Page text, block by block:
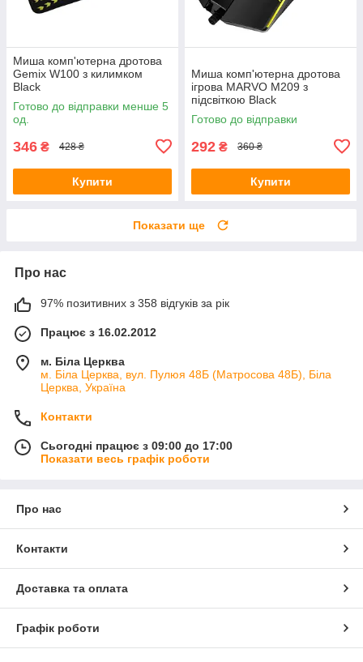
Миша комп'ютерна дротова
Gemix W100 з килимком
Black
Готово до відправки менше 5
од.
346 ₴ 428 ₴
Купити
Миша комп'ютерна дротова
ігрова MARVO M209 з
підсвіткою Black
Готово до відправки
292 ₴ 360 ₴
Купити
Показати ще
Про нас
97% позитивних з 358 відгуків за рік
Працює з 16.02.2012
м. Біла Церква
м. Біла Церква, вул. Пулюя 48Б (Матросова 48Б), Біла
Церква, Україна
Контакти
Сьогодні працює з 09:00 до 17:00
Показати весь графік роботи
Про нас
Контакти
Доставка та оплата
Графік роботи